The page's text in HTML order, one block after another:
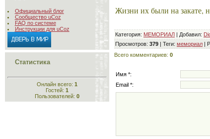
Официальный блог
Сообщество uCoz
FAQ по системе
Инструкции для uCoz
Статистика
Онлайн всего: 1
Гостей: 1
Пользователей: 0
Жизни их были на закате,
Категория: МЕМОРИАЛ | Добавил:
Просмотров: 379 | Теги: мемориал |
Всего комментариев: 0
Имя *:
Email *: